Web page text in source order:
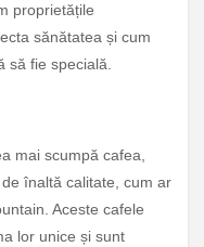
proprietățile
sănătatea și cum
să fie specială.
mai scumpă cafea,
înaltă calitate, cum ar
Aceste cafele
lor unice și sunt